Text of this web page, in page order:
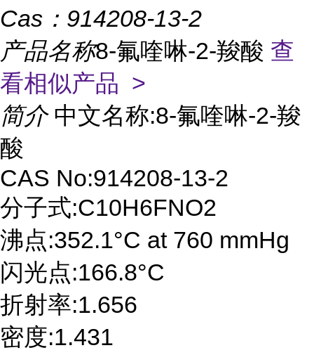
Cas： 914208-13-2
产品名称8-氟喹啉-2-羧酸 查
看相似产品 >
简介 中文名称:8-氟喹啉-2-羧
酸
CAS No:914208-13-2
分子式:C10H6FNO2
沸点:352.1°C at 760 mmHg
闪光点:166.8°C
折射率:1.656
密度:1.431